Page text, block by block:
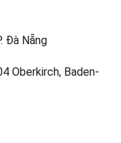
Đà Nẵng
Oberkirch, Baden-